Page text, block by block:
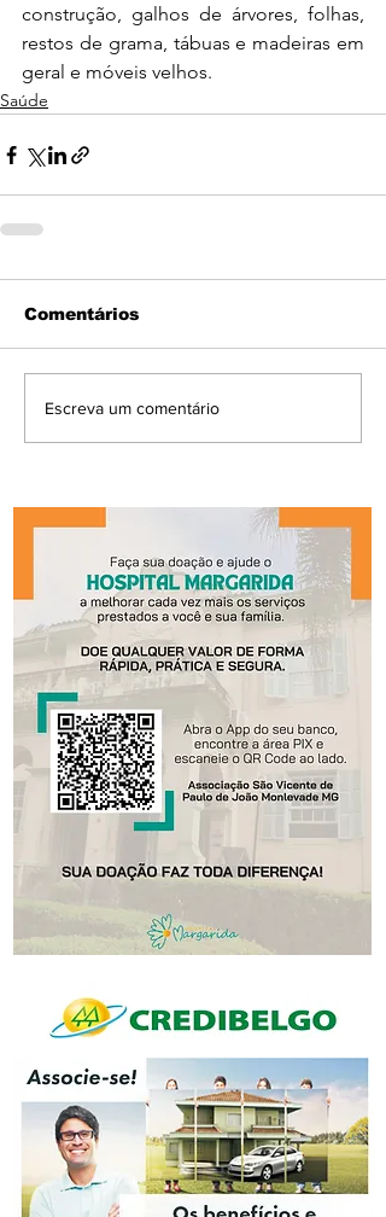
construção, galhos de árvores, folhas,
restos de grama, tábuas e madeiras em
geral e móveis velhos.
Saúde
Comentários
Escreva um comentário